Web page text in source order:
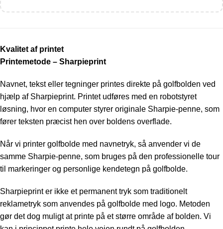
Kvalitet af printet
Printemetode – Sharpieprint
Navnet, tekst eller tegninger printes direkte på golfbolden ved
hjælp af Sharpieprint. Printet udføres med en robotstyret
løsning, hvor en computer styrer originale Sharpie-penne, som
fører teksten præcist hen over boldens overflade.
Når vi printer golfbolde med navnetryk, så anvender vi de
samme Sharpie-penne, som bruges på den professionelle tour
til markeringer og personlige kendetegn på golfbolde.
Sharpieprint er ikke et permanent tryk som traditionelt
reklametryk som anvendes på golfbolde med logo. Metoden
gør det dog muligt at printe på et større område af bolden. Vi